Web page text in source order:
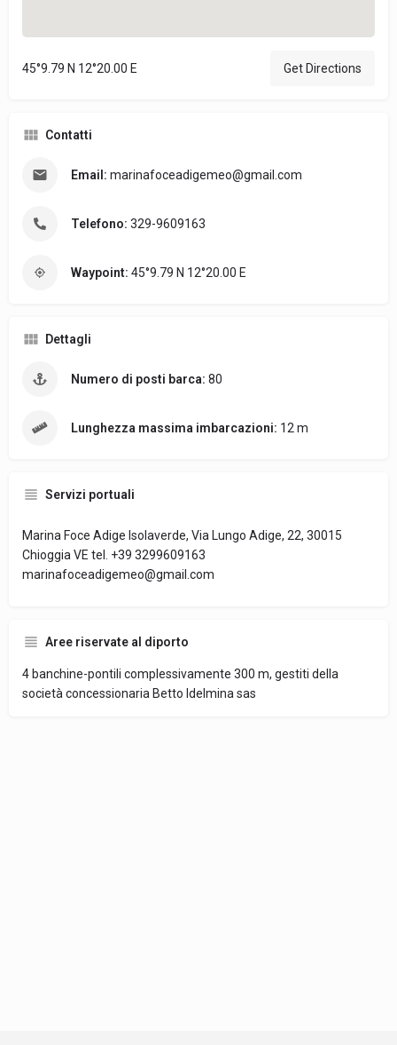
45°9.79 N 12°20.00 E Get Directions
Contatti
Email: marinafoceadigemeo@gmail.com
Telefono: 329-9609163
Waypoint: 45°9.79 N 12°20.00 E
Dettagli
Numero di posti barca: 80
Lunghezza massima imbarcazioni: 12 m
Servizi portuali
Marina Foce Adige Isolaverde, Via Lungo Adige, 22, 30015
Chioggia VE tel. +39 3299609163
marinafoceadigemeo@gmail.com
Aree riservate al diporto
4 banchine-pontili complessivamente 300 m, gestiti della
società concessionaria Betto Idelmina sas